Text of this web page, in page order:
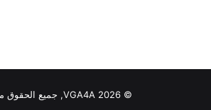
© VGA4A 2026, جميع الحقوق محفوظة